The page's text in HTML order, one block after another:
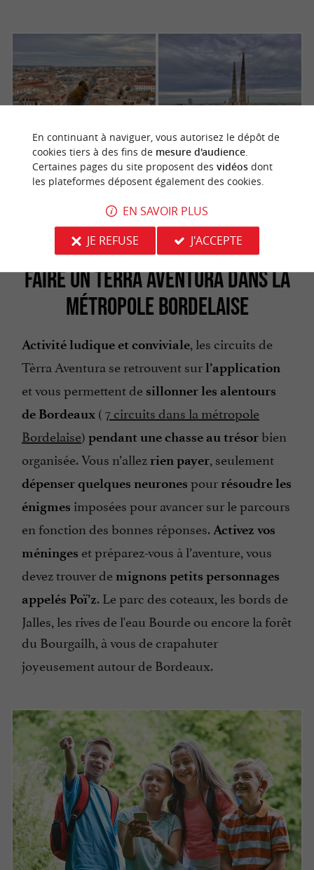
FAIRE UN TÈRRA AVENTURA DANS LA
MÉTROPOLE BORDELAISE
Activité ludique et conviviale, les circuits de
Tèrra Aventura se retrouvent surl’application
et vous permettent de sillonner les alentours
de Bordeaux (7 circuits dans la métropole
Bordelaise) pendant une chasse au trésor bien
organisée. Vous n’allez rien payer, seulement
dépenser quelques neurones pour résoudre les
énigmes imposées pour avancer sur le parcours
en fonction des bonnes réponses.Activez vos
méninges et préparez-vous à l’aventure, vous
devez trouver de mignons petits personnages
appelés Poï’z. Le parc des coteaux, les bords de
Jalles, les rives de l'eau Bourde ou encore la forêt
du Bourgailh, à vous de crapahuter
joyeusement autour de Bordeaux.
En continuant à naviguer, vous autorisez le dépôt de
cookies tiers à des fins de mesure d'audience.
Certaines pages du site proposent des vidéosdont
les plateformes déposent également des cookies.
EN SAVOIR PLUS
JE REFUSE
J'ACCEPTE